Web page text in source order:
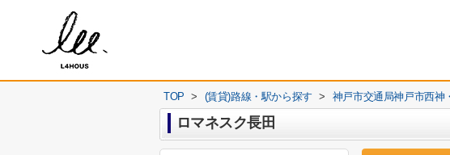
TOP > (賃貸)路線・駅から探す > 神戸市交通局神戸市西神
ロマネスク長田